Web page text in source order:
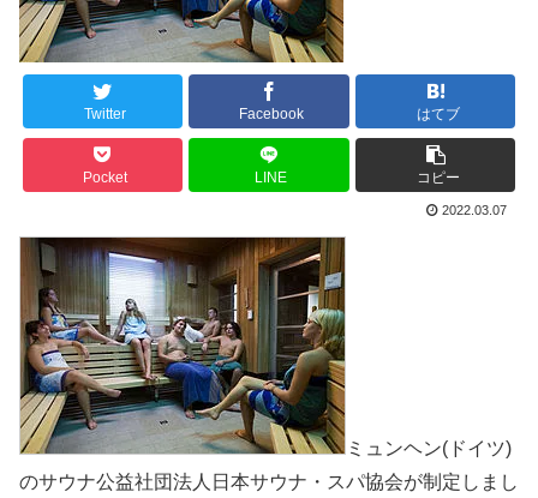
Twitter Facebook はてブ
Pocket LINE コピー
2022.03.07
ミュンヘン(ドイツ)
のサウナ公益社団法人日本サウナ・スパ協会が制定しまし